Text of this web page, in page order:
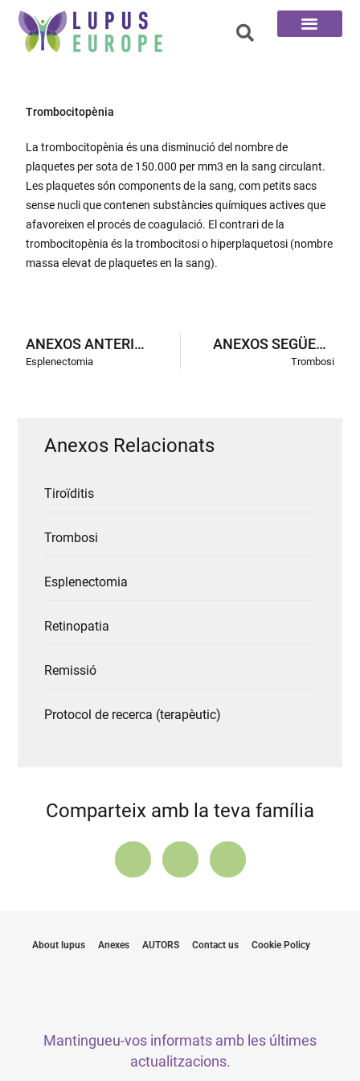
Trombocitopènia
La trombocitopènia és una disminució del nombre de
plaquetes per sota de 150.000 per mm3 en la sang circulant.
Les plaquetes són components de la sang, com petits sacs
sense nucli que contenen substàncies químiques actives que
afavoreixen el procés de coagulació. El contrari de la
trombocitopènia és la trombocitosi o hiperplaquetosi (nombre
massa elevat de plaquetes en la sang).
ANEXOS ANTERIORS
Esplenectomia
ANEXOS SEGÜENTS
Trombosi
Anexos Relacionats
Tiroïditis
Trombosi
Esplenectomia
Retinopatia
Remissió
Protocol de recerca (terapèutic)
Comparteix amb la teva família
About lupus Anexes AUTORS Contact us Cookie Policy
Mantingueu-vos informats amb les últimes
actualitzacions.